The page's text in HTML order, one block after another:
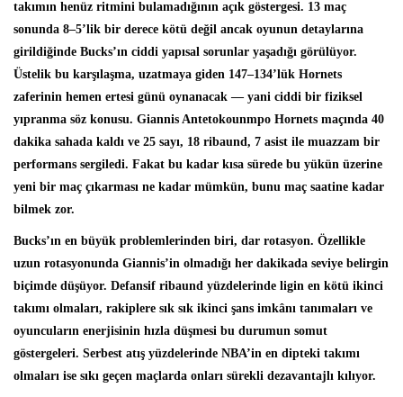
takımın henüz ritmini bulamadığının açık göstergesi. 13 maç
sonunda 8–5’lik bir derece kötü değil ancak oyunun detaylarına
girildiğinde Bucks’ın ciddi yapısal sorunlar yaşadığı görülüyor.
Üstelik bu karşılaşma, uzatmaya giden 147–134’lük Hornets
zaferinin hemen ertesi günü oynanacak — yani ciddi bir fiziksel
yıpranma söz konusu. Giannis Antetokounmpo Hornets maçında 40
dakika sahada kaldı ve 25 sayı, 18 ribaund, 7 asist ile muazzam bir
performans sergiledi. Fakat bu kadar kısa sürede bu yükün üzerine
yeni bir maç çıkarması ne kadar mümkün, bunu maç saatine kadar
bilmek zor.
Bucks’ın en büyük problemlerinden biri, dar rotasyon. Özellikle
uzun rotasyonunda Giannis’in olmadığı her dakikada seviye belirgin
biçimde düşüyor. Defansif ribaund yüzdelerinde ligin en kötü ikinci
takımı olmaları, rakiplere sık sık ikinci şans imkânı tanımaları ve
oyuncuların enerjisinin hızla düşmesi bu durumun somut
göstergeleri. Serbest atış yüzdelerinde NBA’in en dipteki takımı
olmaları ise sıkı geçen maçlarda onları sürekli dezavantajlı kılıyor.